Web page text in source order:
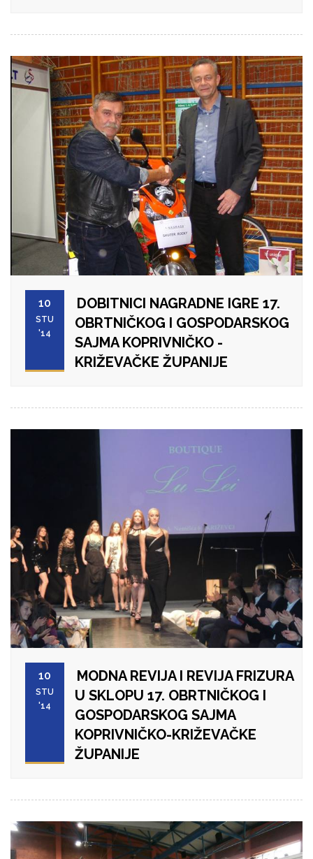
10
STU
'14
DOBITNICI NAGRADNE IGRE 17.
OBRTNIČKOG I GOSPODARSKOG
SAJMA KOPRIVNIČKO -
KRIŽEVAČKE ŽUPANIJE
10
STU
'14
MODNA REVIJA I REVIJA FRIZURA
U SKLOPU 17. OBRTNIČKOG I
GOSPODARSKOG SAJMA
KOPRIVNIČKO-KRIŽEVAČKE
ŽUPANIJE